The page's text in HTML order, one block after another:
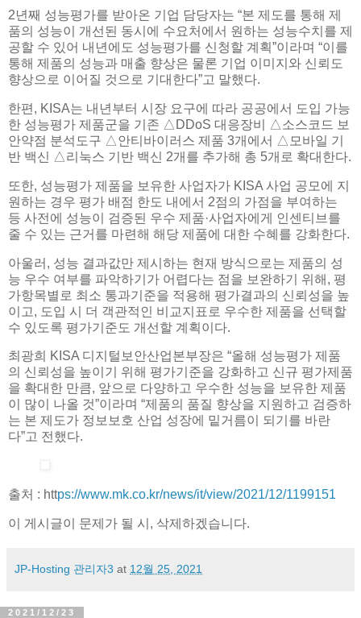
2년째 성능평가를 받아온 기업 담당자는 “본 제도를 통해 제
품의 성능이 개선된 동시에 수요처에서 원하는 성능수치를 제
공할 수 있어 내년에도 성능평가를 신청할 계획”이라며 “이를
통해 제품의 성능과 매출 향상은 물론 기업 이미지와 신뢰도
향상으로 이어질 것으로 기대한다”고 말했다.
한편, KISA는 내년부터 시장 요구에 따라 공공에서 도입 가능
한 성능평가 제품군을 기존 △DDoS 대응장비 △소스코드 보
안약점 분석도구 △안티바이러스 제품 3개에서 △모바일 기
반 백신 △리눅스 기반 백신 2개를 추가해 총 5개로 확대한다.
또한, 성능평가 제품을 보유한 사업자가 KISA 사업 공모에 지
원하는 경우 평가 배점 한도 내에서 2점의 가점을 부여하는
등 사전에 성능이 검증된 우수 제품·사업자에게 인센티브를
줄 수 있는 근거를 마련해 해당 제품에 대한 수혜를 강화한다.
아울러, 성능 결과값만 제시하는 현재 방식으로는 제품의 성
능 우수 여부를 파악하기가 어렵다는 점을 보완하기 위해, 평
가항목별로 최소 통과기준을 적용해 평가결과의 신뢰성을 높
이고, 도입 시 더 객관적인 비교지표로 우수한 제품을 선택할
수 있도록 평가기준도 개선할 계획이다.
최광희 KISA 디지털보안산업본부장은 “올해 성능평가 제품
의 신뢰성을 높이기 위해 평가기준을 강화하고 신규 평가제품
을 확대한 만큼, 앞으로 다양하고 우수한 성능을 보유한 제품
이 많이 나올 것”이라며 “제품의 품질 향상을 지원하고 검증하
는 본 제도가 정보보호 산업 성장에 밑거름이 되기를 바란
다”고 전했다.
출처 : https://www.mk.co.kr/news/it/view/2021/12/1199151
이 게시글이 문제가 될 시, 삭제하겠습니다.
JP-Hosting 관리자3 at 12월 25, 2021
2021/12/23